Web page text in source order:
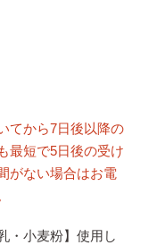
てから7日後以降の
最短で5日後の受け
がない場合はお電
・小麦粉】使用し